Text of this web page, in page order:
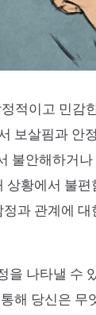
적이고 민감
보살핌과 안
불안해하거
황에서 불
과 관계에
을 나타낼 수
해 당신은 무